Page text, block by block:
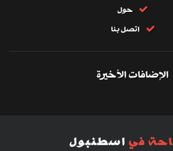
حول
اتصل بنا
الإضافات الأخيرة
فياسطنبول